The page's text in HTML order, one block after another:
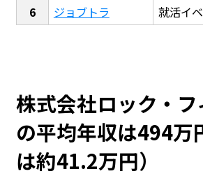
ジョブトラ
就活イ
株式会社ロック・フ
の平均年収は494万
は約41.2万円）